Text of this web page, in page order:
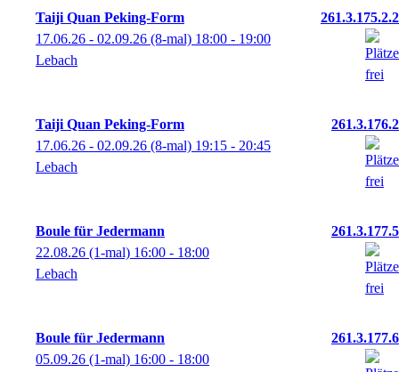
Taiji Quan Peking-Form
261.3.175.2.2
17.06.26 - 02.09.26 (8-mal) 18:00 - 19:00
Lebach
Taiji Quan Peking-Form
261.3.176.2
17.06.26 - 02.09.26 (8-mal) 19:15 - 20:45
Lebach
Boule für Jedermann
261.3.177.5
22.08.26 (1-mal) 16:00 - 18:00
Lebach
Boule für Jedermann
261.3.177.6
05.09.26 (1-mal) 16:00 - 18:00